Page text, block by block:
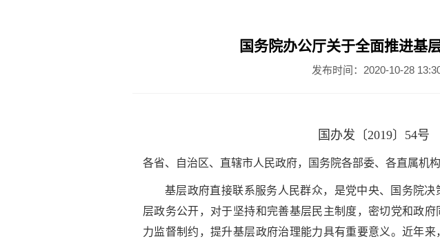
国务院办公厅关于全面推进基
发布时间：2020-10-28
国办发〔2019〕54号
各省、自治区、直辖市人民政府，国务院各部委、各直属机构
基层政府直接联系服务人民群众，是党中央、国务院
层政务公开，对于坚持和完善基层民主制度，密切党和政
力监督制约，提升基层政府治理能力具有重要意义。近年